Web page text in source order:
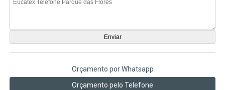
Orçamento por Whatsapp
Orçamento pelo Telefone